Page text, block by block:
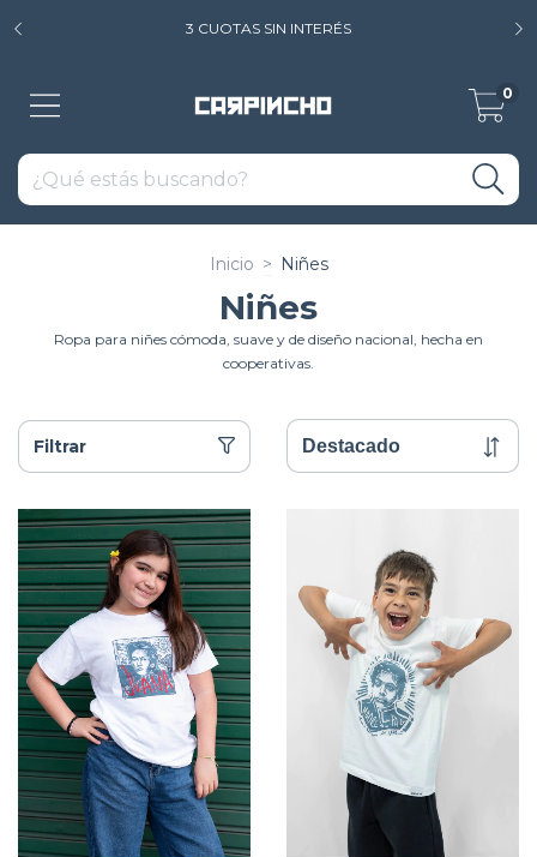
3 CUOTAS SIN INTERÉS
0
Inicio > Niñes
Niñes
Ropa para niñes cómoda, suave y de diseño nacional, hecha en
cooperativas.
Filtrar